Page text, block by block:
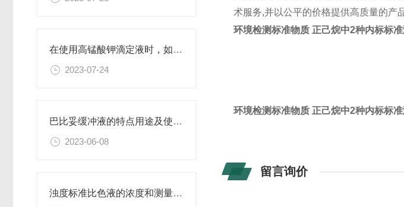
在使用高锰酸钾滴定液时，如何判断终点已经达到？
2023-07-24
巴比妥缓冲液的特点用途及使用方法
2023-06-08
浊度标准比色液的浓度和测量范围有何限制？
术服务,并以公平的价格提供高质量的产
环境检测标准物质 正己烷中2种内标标
环境检测标准物质 正己烷中2种内标标
留言询价